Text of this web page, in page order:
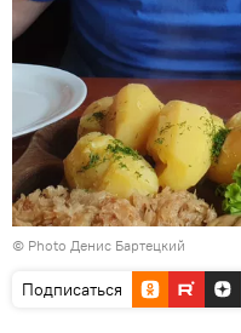
© Photo Денис Бартецкий
Подписаться